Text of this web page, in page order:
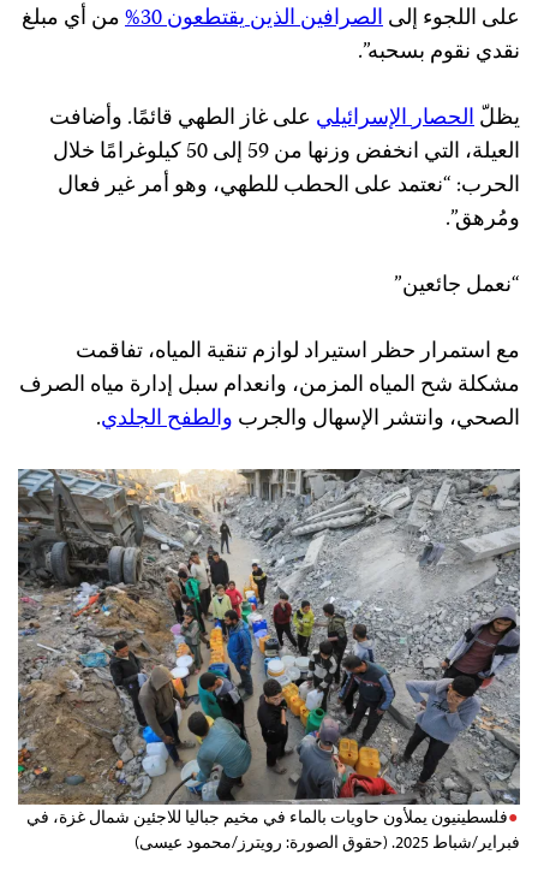
على اللجوء إلىالصرافينالذينيقتطعون30%
من أي مبلغ
نقدي نقوم بسحبه”.
يظلّالحصارالإسرائيلي على غاز الطهي قائمًا. وأضافت
العيلة، التي انخفض وزنها من 59 إلى 50 كيلوغرامًا خلال
الحرب: “نعتمد على الحطب للطهي، وهو أمر غير فعال
ومُرهق”.
“نعمل جائعين”
مع استمرار حظر استيراد لوازم تنقية المياه، تفاقمت
مشكلة شح المياه المزمن، وانعدام سبل إدارة مياه الصرف
الصحي، وانتشر الإسهال والجرب والطفحالجلدي.
فلسطينيون يملأون حاويات بالماء في مخيم جباليا للاجئين شمال غزة، في
فبراير/شباط 2025. (حقوق الصورة: رويترز/محمود عيسى)